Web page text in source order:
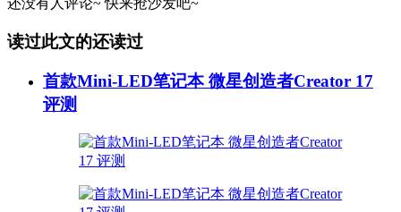
读过此文的还读过
首款Mini-LED笔记本 微星创造者Creator 17
评测